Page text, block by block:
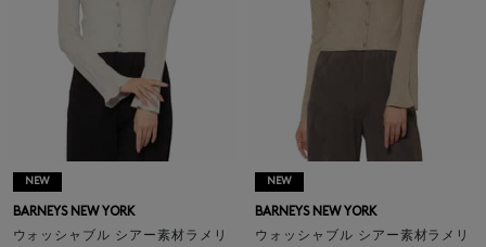
NEW
BARNEYS NEW YORK
ウォッシャブル シアー素材ラメリ
NEW
BARNEYS NEW YORK
ウォッシャブル シアー素材ラメリ